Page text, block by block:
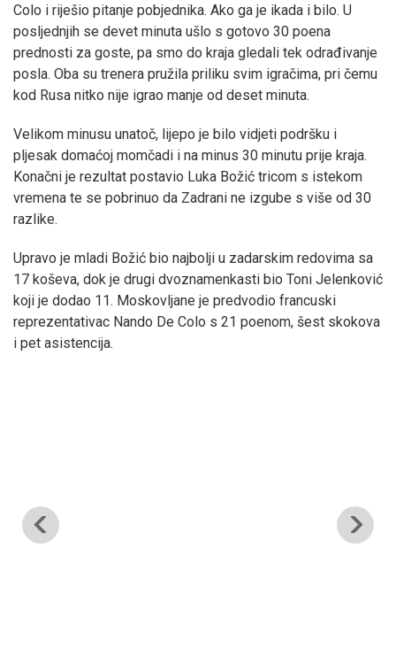
Colo i riješio pitanje pobjednika. Ako ga je ikada i bilo. U
posljednjih se devet minuta ušlo s gotovo 30 poena
prednosti za goste, pa smo do kraja gledali tek odrađivanje
posla. Oba su trenera pružila priliku svim igračima, pri čemu
kod Rusa nitko nije igrao manje od deset minuta.
Velikom minusu unatoč, lijepo je bilo vidjeti podršku i
pljesak domaćoj momčadi i na minus 30 minutu prije kraja.
Konačni je rezultat postavio Luka Božić tricom s istekom
vremena te se pobrinuo da Zadrani ne izgube s više od 30
razlike.
Upravo je mladi Božić bio najbolji u zadarskim redovima sa
17 koševa, dok je drugi dvoznamenkasti bio Toni Jelenković
koji je dodao 11. Moskovljane je predvodio francuski
reprezentativac Nando De Colo s 21 poenom, šest skokova
i pet asistencija.